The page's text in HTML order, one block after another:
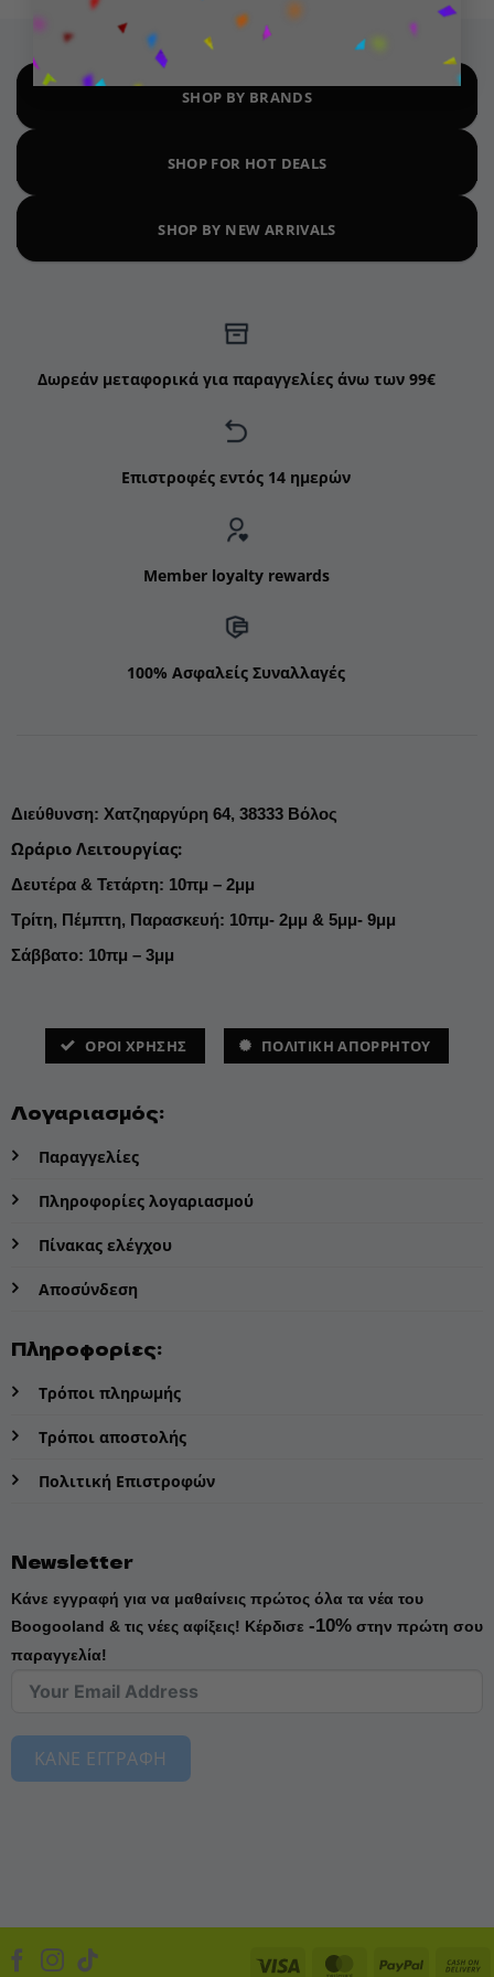
SHOP BY BRANDS
SHOP FOR HOT DEALS
SHOP BY NEW ARRIVALS
Δωρεάν μεταφορικά για παραγγελίες άνω των 99€
Επιστροφές εντός 14 ημερών
Member loyalty rewards
100% Ασφαλείς Συναλλαγές
Διεύθυνση: Χατζηαργύρη 64, 38333 Βόλος
Ωράριο Λειτουργίας:
Δευτέρα & Τετάρτη: 10πμ – 2μμ
Τρίτη, Πέμπτη, Παρασκευή: 10πμ- 2μμ & 5μμ- 9μμ
Σάββατο: 10πμ – 3μμ
ΌΡΟΙ ΧΡΗΣΗΣ ΠΟΛΙΤΙΚΗ ΑΠΟΡΡΗΤΟΥ
Λογαριασμός:
Παραγγελίες
Πληροφορίες λογαριασμού
Πίνακας ελέγχου
Αποσύνδεση
Πληροφορίες:
Τρόποι πληρωμής
Τρόποι αποστολής
Πολιτική Επιστροφών
Newsletter
Κάνε εγγραφή για να μαθαίνεις πρώτος όλα τα νέα του
Boogooland & τις νέες αφίξεις! Κέρδισε -10%στην πρώτη σου
παραγγελία!
ΚΑΝΕ ΕΓΓΡΑΦΗ
Visa MasterCard
PayPal